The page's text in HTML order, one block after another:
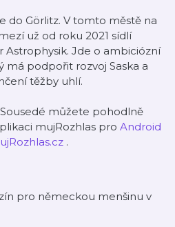
do Görlitz. V tomto městě na
už od roku 2021 sídlí
Jde o ambiciózní
má podpořit rozvoj Saska a
těžby uhlí.
můžete pohodlně
mujRozhlas pro Android
.
pro německou menšinu v